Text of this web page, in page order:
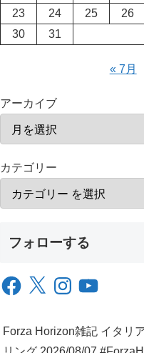
23
24 25 26
30
31
« 7月
アーカイブ
カテゴリー
フォローする
Facebook
X InstagramYouTube
Forza Horizon雑記 イタリ